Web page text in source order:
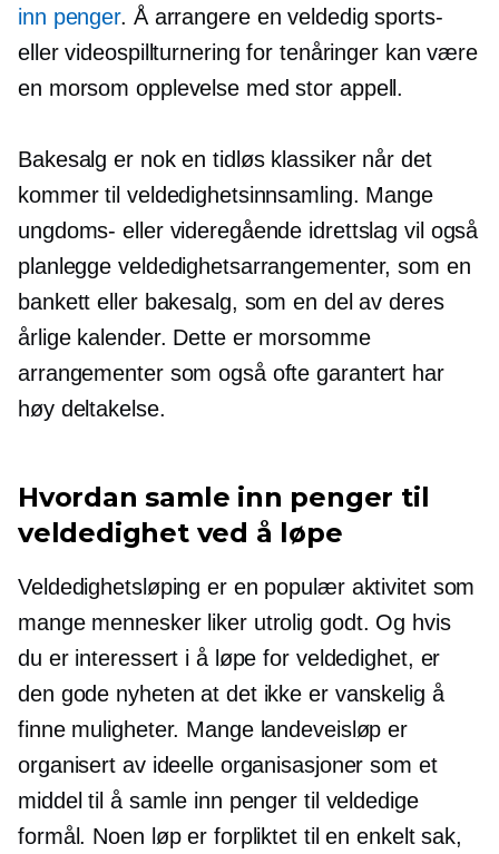
inn penger. Å arrangere en veldedig sports-
eller videospillturnering for tenåringer kan være
en morsom opplevelse med stor appell.
Bakesalg er nok en tidløs klassiker når det
kommer til veldedighetsinnsamling. Mange
ungdoms- eller videregående idrettslag vil også
planlegge veldedighetsarrangementer, som en
bankett eller bakesalg, som en del av deres
årlige kalender. Dette er morsomme
arrangementer som også ofte garantert har
høy deltakelse.
Hvordan samle inn penger til
veldedighet ved å løpe
Veldedighetsløping er en populær aktivitet som
mange mennesker liker utrolig godt. Og hvis
du er interessert i å løpe for veldedighet, er
den gode nyheten at det ikke er vanskelig å
finne muligheter. Mange landeveisløp er
organisert av ideelle organisasjoner som et
middel til å samle inn penger til veldedige
formål. Noen løp er forpliktet til en enkelt sak,